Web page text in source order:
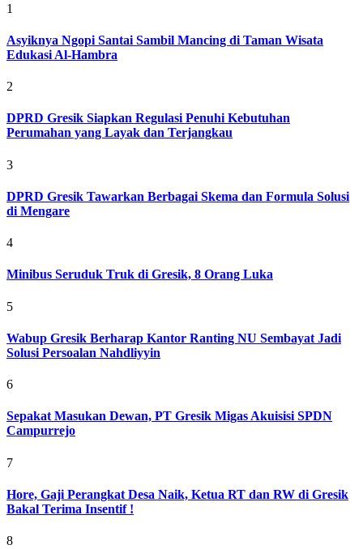
1
Asyiknya Ngopi Santai Sambil Mancing di Taman Wisata
Edukasi Al-Hambra
2
DPRD Gresik Siapkan Regulasi Penuhi Kebutuhan
Perumahan yang Layak dan Terjangkau
3
DPRD Gresik Tawarkan Berbagai Skema dan Formula Solusi
di Mengare
4
Minibus Seruduk Truk di Gresik, 8 Orang Luka
5
Wabup Gresik Berharap Kantor Ranting NU Sembayat Jadi
Solusi Persoalan Nahdliyyin
6
Sepakat Masukan Dewan, PT Gresik Migas Akuisisi SPDN
Campurrejo
7
Hore, Gaji Perangkat Desa Naik, Ketua RT dan RW di Gresik
Bakal Terima Insentif !
8